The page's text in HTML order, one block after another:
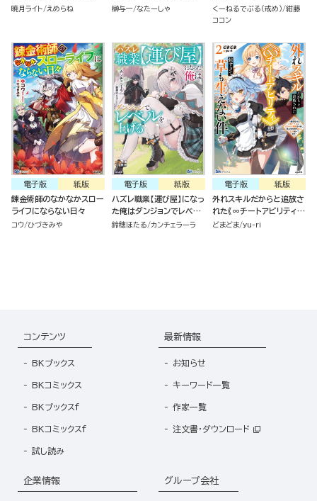
暁月ライト えめらね
て1万年。最弱だった俺が
榊与一 なたーしゃ
ィといく最強ハーレム成り
上がり～
くーねるでぶる（戒め） 紺藤
ココン
紙版
電子版
錬金術師のなかなかスロー
ライフにならない日々
コウ ひづきみや
紙版
電子版
ハズレ職業【運び屋】になっ
た俺はダンジョンでレベル
を上げる
鈴穂ほたる カンチェラーラ
紙版
電子版
外れスキルだからと追放さ
れた《∞チートアビリティ》
が強すぎて草も生えない件
どまどま yu-ri
コンテンツ
BKブックス
BKコミックス
BKブックスf
BKコミックスf
試し読み
最新情報
お知らせ
キーワード一覧
作家一覧
注文書・ダウンロード
企業情報 グループ会社